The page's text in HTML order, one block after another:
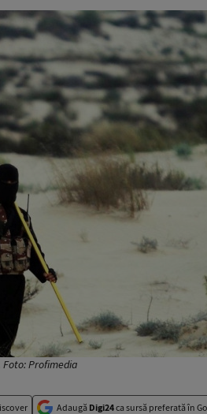
Profimedia
Adaugă Digi24ca sursă preferată în